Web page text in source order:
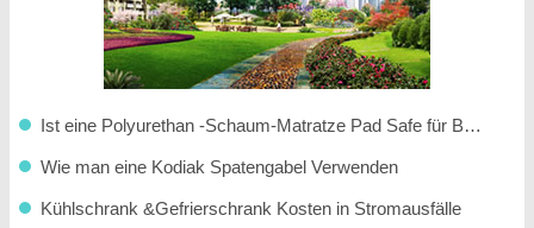
Ist eine Polyurethan -Schaum-Matratze Pad Safe für Babys
Wie man eine Kodiak Spatengabel Verwenden
Kühlschrank &Gefrierschrank Kosten in Stromausfälle